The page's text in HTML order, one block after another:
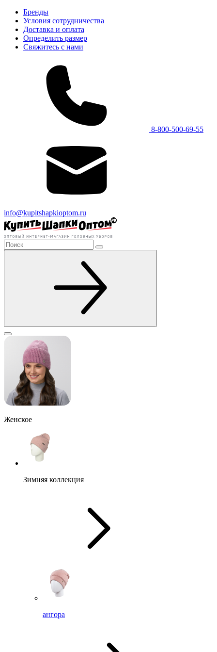
Бренды
Условия сотрудничества
Доставка и оплата
Определить размер
Свяжитесь с нами
8-800-500-69-55
info@kupitshapkioptom.ru
Женское
Зимняя коллекция
ангора